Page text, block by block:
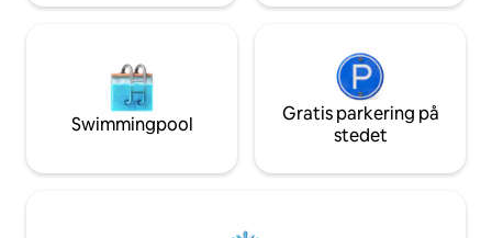
Swimmingpool
Gratis parkering på
stedet